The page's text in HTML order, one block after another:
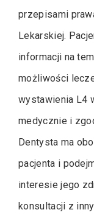
przepisami
Lekarskiej.
informacji na
możliwości
wystawienia L4
medycznie i
Dentysta ma
pacjenta i
interesie jego
konsultacji z